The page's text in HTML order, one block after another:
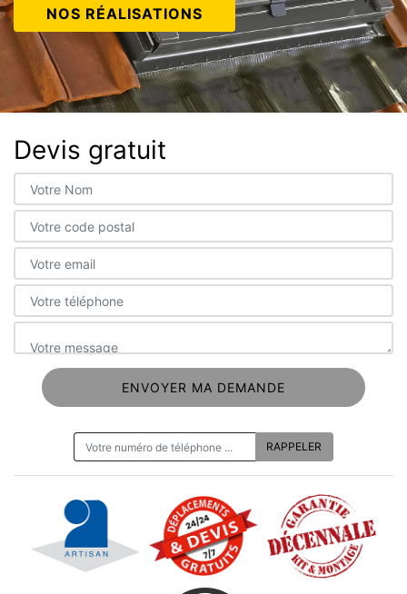
NOS RÉALISATIONS
Devis gratuit